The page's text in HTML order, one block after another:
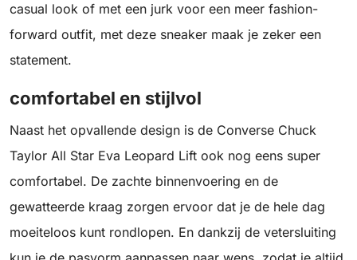
casual look of met een jurk voor een meer fashion-
forward outfit, met deze sneaker maak je zeker een
statement.
comfortabel en stijlvol
Naast het opvallende design is de Converse Chuck
Taylor All Star Eva Leopard Lift ook nog eens super
comfortabel. De zachte binnenvoering en de
gewatteerde kraag zorgen ervoor dat je de hele dag
moeiteloos kunt rondlopen. En dankzij de vetersluiting